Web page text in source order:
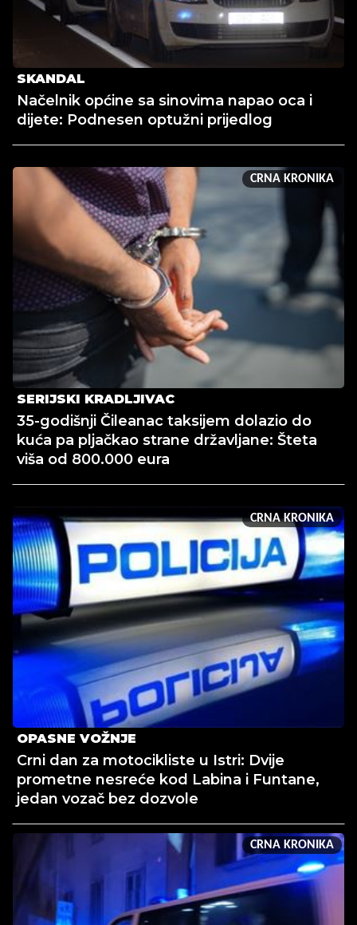
SKANDAL
Načelnik općine sa sinovima napao oca i
dijete: Podnesen optužni prijedlog
CRNA KRONIKA
SERIJSKI KRADLJIVAC
35-godišnji Čileanac taksijem dolazio do
kuća pa pljačkao strane državljane: Šteta
viša od 800.000 eura
CRNA KRONIKA
OPASNE VOŽNJE
Crni dan za motocikliste u Istri: Dvije
prometne nesreće kod Labina i Funtane,
jedan vozač bez dozvole
CRNA KRONIKA